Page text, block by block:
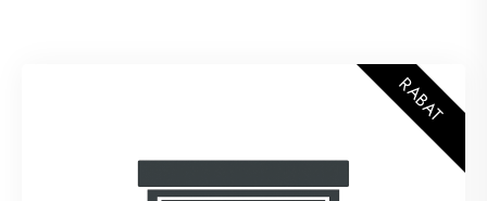
RABAT